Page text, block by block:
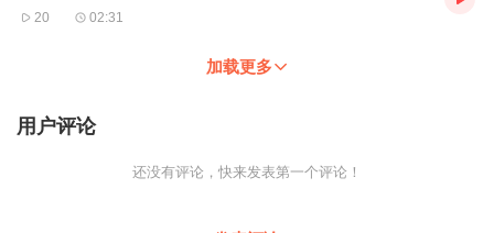
20 02:31
加载更多
用户评论
还没有评论，快来发表第一个评论！